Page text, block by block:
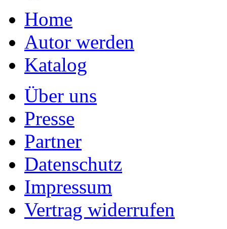
Home
Autor werden
Katalog
Über uns
Presse
Partner
Datenschutz
Impressum
Vertrag widerrufen